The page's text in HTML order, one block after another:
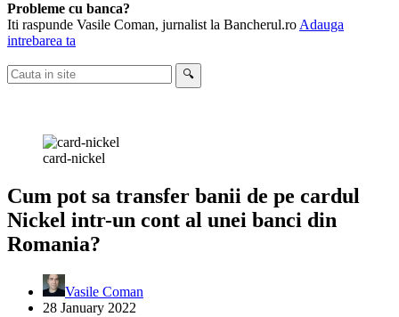
Probleme cu banca?
Iti raspunde Vasile Coman, jurnalist la Bancherul.ro Adauga
intrebarea ta
Cauta
in
🔍
card-nickel
Cum pot sa transfer banii de pe cardul
Nickel intr-un cont al unei banci din
Romania?
Vasile Coman
28 January 2022